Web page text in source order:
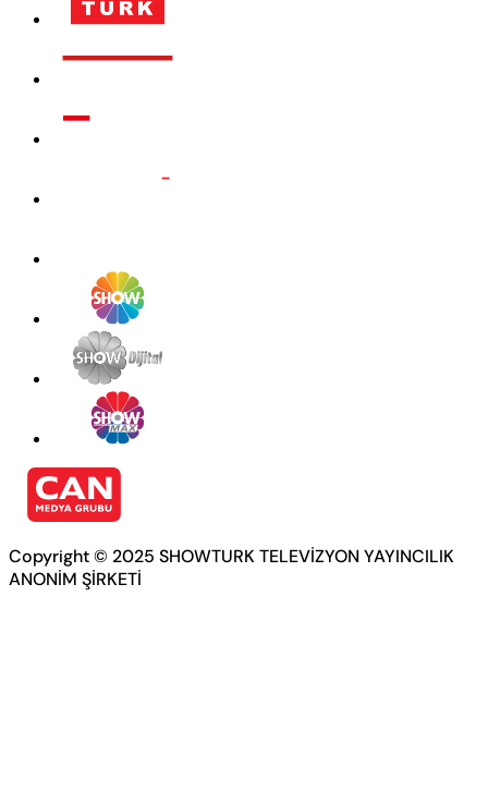
Copyright © 2025 SHOWTURK TELEVİZYON YAYINCILIK
ANONİM ŞİRKETİ